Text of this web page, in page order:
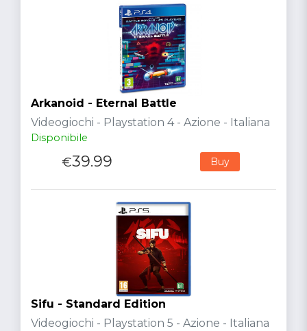
Arkanoid - Eternal Battle
Videogiochi - Playstation 4 - Azione - Italiana
Disponibile
€39.99 Buy
Sifu - Standard Edition
Videogiochi - Playstation 5 - Azione - Italiana